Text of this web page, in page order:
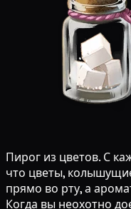
Пирог из цветов. С
что цветы,
прямо во рту, а
Когда вы неохотно